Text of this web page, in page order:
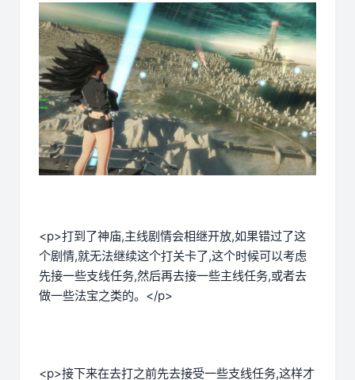
<p>打到了神庙,主线剧情会相继开放,如果错过了这
个剧情,就无法继续这个打关卡了,这个时候可以考虑
先接一些支线任务,然后再去接一些主线任务,或者去
做一些法宝之类的。</p>
<p>接下来在去打之前先去接受一些支线任务,这样才